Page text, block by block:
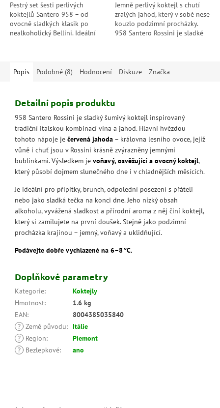
Pestrý set šesti perlivých
koktejlů Santero 958 – od
ovocně sladkých klasik po
nealkoholický Bellini. Ideální
Jemně perlivý koktejl s chutí
zralých jahod, který v sobě nese
kouzlo podzimní procházky.
958 Santero Rossini je sladké
Popis
Podobné (8) Hodnocení Diskuze Značka
Detailní popis produktu
958 Santero Rossini je sladký šumivý koktejl inspirovaný
tradiční italskou kombinací vína a jahod. Hlavní hvězdou
tohoto nápoje je červená jahoda – královna lesního ovoce, jejíž
vůně i chuť jsou v Rossini krásně zvýrazněny jemnými
bublinkami. Výsledkem je voňavý, osvěžující a ovocný koktejl,
který působí dojmem slunečného dne i v chladnějších měsících.
Je ideální pro přípitky, brunch, odpolední posezení s přáteli
nebo jako sladká tečka na konci dne. Jeho nízký obsah
alkoholu, vyvážená sladkost a přírodní aroma z něj činí koktejl,
který si zamilujete na první doušek. Stejně jako podzimní
procházka krajinou – jemný, voňavý a uklidňující.
Podávejte dobře vychlazené na 6–8 °C.
Doplňkové parametry
Kategorie:
Koktejly
Hmotnost:
1.6 kg
EAN:
8004385035840
? Země původu:
Itálie
?
Region:
Piemont
?
Bezlepkové: ano